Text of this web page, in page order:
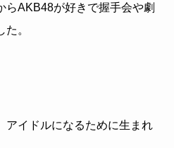
らAKB48が好きで握手会や劇
。
アイドルになるために生まれ